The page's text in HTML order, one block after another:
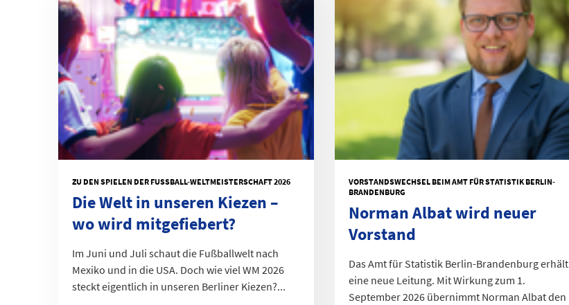
ZU DEN SPIELEN DER FUSSBALL-WELTMEISTERSCHAFT 2026
Die Welt in unseren Kiezen –
wo wird mitgefiebert?
Im Juni und Juli schaut die Fußballwelt nach
Mexiko und in die USA. Doch wie viel WM 2026
steckt eigentlich in unseren Berliner Kiezen?...
VORSTANDSWECHSEL BEIM AMT FÜR STATISTIK BERLIN-
BRANDENBURG
Norman Albat wird neuer
Vorstand
Das Amt für Statistik Berlin-Brandenburg erhält
eine neue Leitung. Mit Wirkung zum 1.
September 2026 übernimmt Norman Albat den